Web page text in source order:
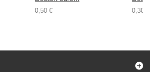
0,50 € 0,30 €